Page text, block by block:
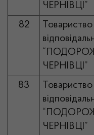
ЧЕРНІВЦІ”
82
ЧЕРНІВЦІ”
83
ЧЕРНІВЦІ”